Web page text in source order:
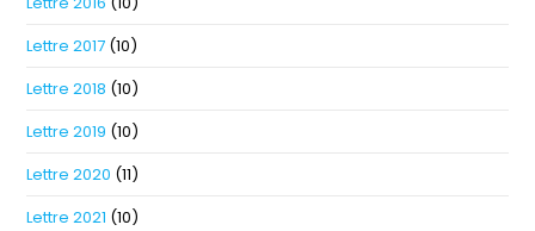
Lettre 2017 (10)
Lettre 2018 (10)
Lettre 2019 (10)
Lettre 2020 (11)
Lettre 2021 (10)